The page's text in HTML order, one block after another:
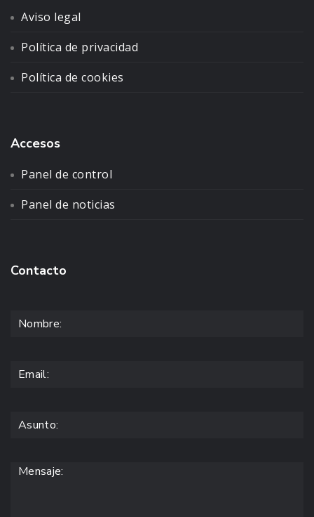
Aviso legal
Política de privacidad
Política de cookies
Accesos
Panel de control
Panel de noticias
Contacto